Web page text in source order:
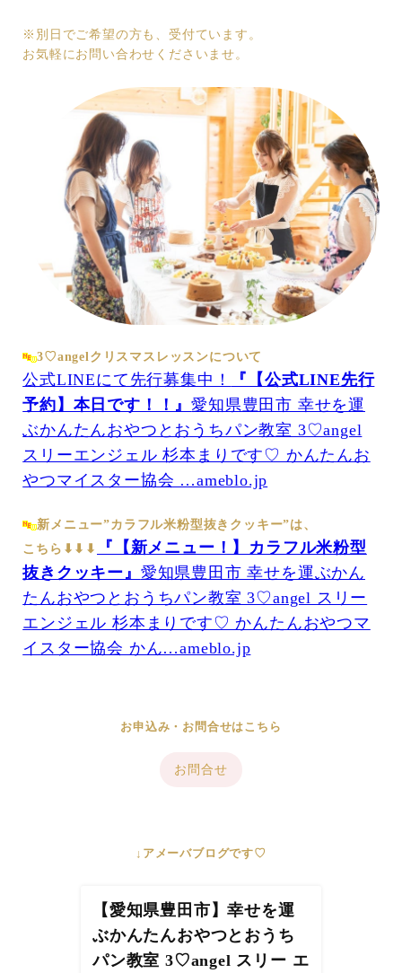
※別日でご希望の方も、受付ています。
お気軽にお問い合わせくださいませ。
3♡angelクリスマスレッスンについて
公式LINEにて先行募集中！
『【公式LINE先行
予約】本日です！！』愛知県豊田市 幸せを運
ぶかんたんおやつとおうちパン教室 3♡angel
スリーエンジェル 杉本まりです♡ かんたんお
やつマイスター協会 …ameblo.jp
新メニュー”カラフル米粉型抜きクッキー”は、
こちら⬇︎⬇︎⬇︎
『【新メニュー！】カラフル米粉型
抜きクッキー』 愛知県豊田市 幸せを運ぶかん
たんおやつとおうちパン教室 3♡angel スリー
エンジェル 杉本まりです♡ かんたんおやつマ
イスター協会 かん…ameblo.jp
お申込み・お問合せはこちら
お問合せ
↓アメーバブログです♡
【愛知県豊田市】幸せを運
ぶかんたんおやつとおうち
パン教室 3♡angel スリー エ